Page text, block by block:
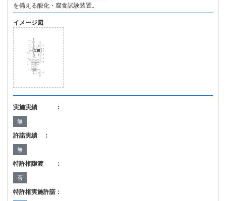
を備える酸化・腐食試験装置。
イメージ図
実施実績 ：
無
許諾実績 ：
無
特許権譲渡 ：
否
特許権実施許諾：